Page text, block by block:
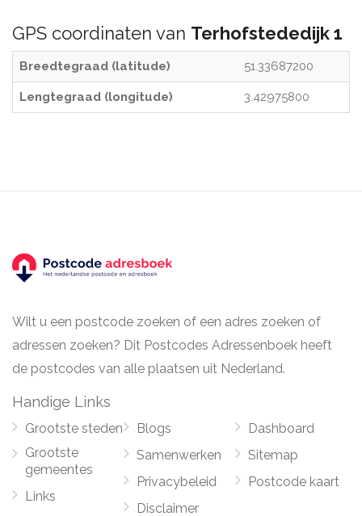
GPS coordinaten van Terhofstededijk 1
Breedtegraad (latitude) 51.33687200
Lengtegraad (longitude) 3.42975800
Wilt u een postcode zoeken of een adres zoeken of
adressen zoeken? Dit Postcodes Adressenboek heeft
de postcodes van alle plaatsen uit Nederland.
Handige Links
Grootste steden
Grootste
gemeentes
Links
Blogs
Samenwerken
Privacybeleid
Disclaimer
Dashboard
Sitemap
Postcode kaart